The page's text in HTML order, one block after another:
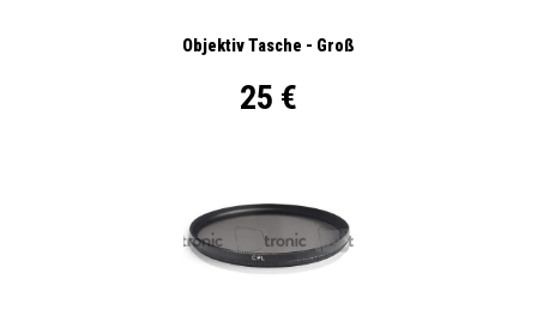
Objektiv Tasche - Groß
25 €